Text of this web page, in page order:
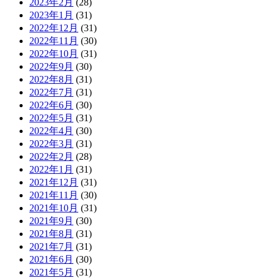
2023年2月 (28)
2023年1月 (31)
2022年12月 (31)
2022年11月 (30)
2022年10月 (31)
2022年9月 (30)
2022年8月 (31)
2022年7月 (31)
2022年6月 (30)
2022年5月 (31)
2022年4月 (30)
2022年3月 (31)
2022年2月 (28)
2022年1月 (31)
2021年12月 (31)
2021年11月 (30)
2021年10月 (31)
2021年9月 (30)
2021年8月 (31)
2021年7月 (31)
2021年6月 (30)
2021年5月 (31)